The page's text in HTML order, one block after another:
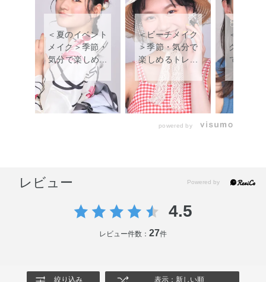
＜夏のイベント
メイク＞季節・
気分で楽しめ...
＜ビーチメイク
＞季節・気分で
楽しめるトレ...
＜お出か
ク＞季節
で楽しめ
powered by
レビュー
4.5
レビュー件数： 27件
絞り込み 表示：新しい順